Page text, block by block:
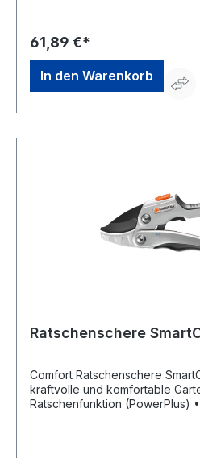
Teleskopierbarer Hebelarme
Zentimeter verlängerbar) • Messer: robuster
Stahlklingen mit Wellenschliff • Astabschneider: integriert
(für einzelne, dickere Äste) • Einsatz: eignet sich die
Heckenschere vor allem zum
HeckenHersteller: Gardena
verkauf@gardena.com
61,89 €*
In den Warenkorb
Ratschenschere
Comfort Ratschenschere
kraftvolle und komfortable
Ratschenfunktion (PowerPlus) • Die Ratschenfunktion